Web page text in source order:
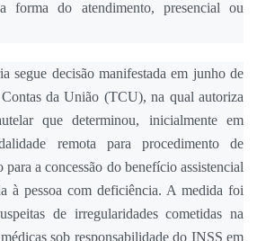
forma do atendimento, presencial ou
segue decisão manifestada em junho de
da União (TCU), na qual autoriza
que determinou, inicialmente em
remota para procedimento de
a concessão do benefício assistencial
à pessoa com deficiência. A medida foi
de irregularidades cometidas na
sob responsabilidade do INSS em